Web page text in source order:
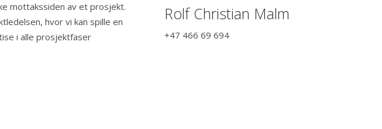
mottakssiden av et prosjekt.
hvor vi kan spille en
i alle prosjektfaser
Rolf Christian Malm
+47 466 69 694